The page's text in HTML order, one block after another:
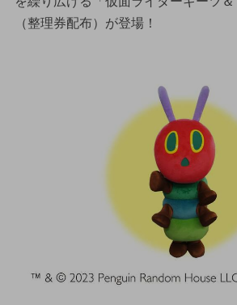
（整理券配布）が登場！